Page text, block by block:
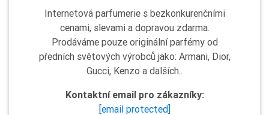
Internetová parfumerie s bezkonkurenčními
cenami, slevami a dopravou zdarma.
Prodáváme pouze originální parfémy od
předních světových výrobců jako: Armani, Dior,
Gucci, Kenzo a dalších..
Kontaktní email pro zákazníky:
[email protected]